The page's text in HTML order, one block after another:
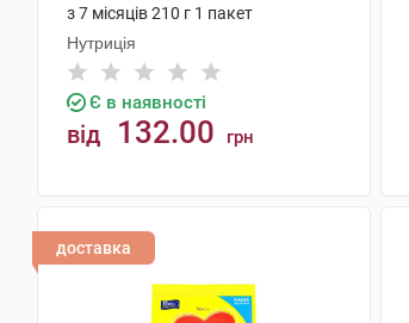
з 7 місяців 210 г 1 пакет
Нутриція
Є в наявності
від 132.00 грн
доставка